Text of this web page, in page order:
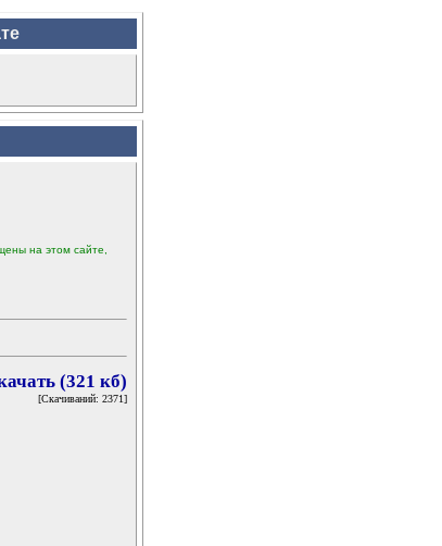
на этом сайте,
(321 кб)
[Скачиваний: 2371]